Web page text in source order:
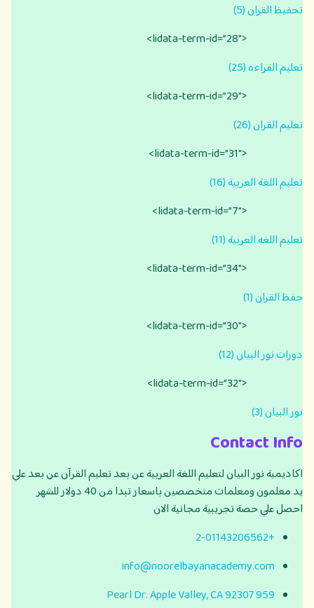
تحفيظ القران (5)
<lidata-term-id=”28″>
تعليم القراءه (25)
<lidata-term-id=”29″>
تعليم القران (26)
<lidata-term-id=”31″>
تعليم اللغة العربية (16)
<lidata-term-id=”7″>
تعليم اللغه العربية (11)
<lidata-term-id=”34″>
حفظ القران (1)
<lidata-term-id=”30″>
دورات نور البيان (12)
<lidata-term-id=”32″>
نور البيان (3)
Contact Info
اكاديمية نور البيان لتعليم اللغة العربية عن بعد تعليم القرآن عن بعد علي
يد معلمون ومعلمات متخصصين باسعار تبدا من 40 دولار للشهر
احصل علي حصة تجريبية مجانية الان
+2-01143206562
info@noorelbayanacademy.com
959 Pearl Dr. Apple Valley, CA 92307